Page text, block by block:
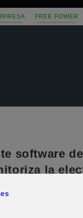
FREE POWER
software
la
gustaría dedicar
que más